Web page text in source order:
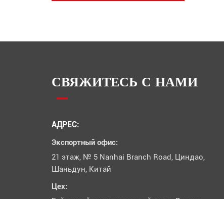
СВЯЖИТЕСЬ С НАМИ
АДРЕС:
Экспортный офис:
21 этаж, № 5 Nanhai Branch Road, Циндао,
Шаньдун, Китай
Цех: